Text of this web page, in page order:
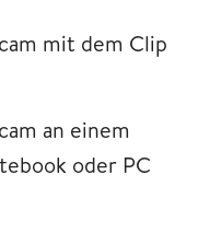
mit dem Clip
an einem
oder PC